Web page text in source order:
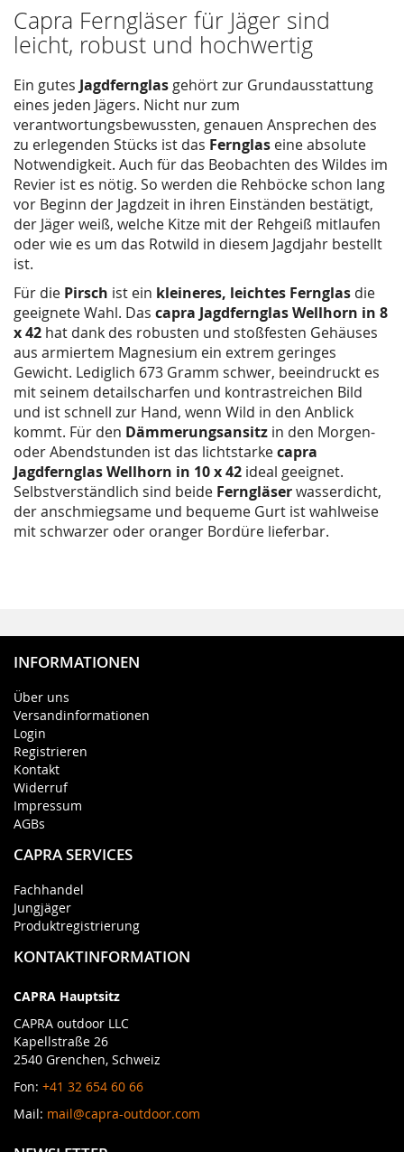
Capra Ferngläser für Jäger sind
leicht, robust und hochwertig
Ein gutes Jagdfernglas gehört zur Grundausstattung
eines jeden Jägers. Nicht nur zum
verantwortungsbewussten, genauen Ansprechen des
zu erlegenden Stücks ist das Fernglas eine absolute
Notwendigkeit. Auch für das Beobachten des Wildes im
Revier ist es nötig. So werden die Rehböcke schon lang
vor Beginn der Jagdzeit in ihren Einständen bestätigt,
der Jäger weiß, welche Kitze mit der Rehgeiß mitlaufen
oder wie es um das Rotwild in diesem Jagdjahr bestellt
ist.
Für die Pirsch ist ein kleineres, leichtes Fernglas die
geeignete Wahl. Das capra Jagdfernglas Wellhorn in 8
x 42 hat dank des robusten und stoßfesten Gehäuses
aus armiertem Magnesium ein extrem geringes
Gewicht. Lediglich 673 Gramm schwer, beeindruckt es
mit seinem detailscharfen und kontrastreichen Bild
und ist schnell zur Hand, wenn Wild in den Anblick
kommt. Für den Dämmerungsansitz in den Morgen-
oder Abendstunden ist das lichtstarkecapra
Jagdfernglas Wellhorn in 10 x 42 ideal geeignet.
Selbstverständlich sind beide Ferngläserwasserdicht,
der anschmiegsame und bequeme Gurt ist wahlweise
mit schwarzer oder oranger Bordüre lieferbar.
INFORMATIONEN
Über uns
Versandinformationen
Login
Registrieren
Kontakt
Widerruf
Impressum
AGBs
CAPRA SERVICES
Fachhandel
Jungjäger
Produktregistrierung
KONTAKTINFORMATION
CAPRA Hauptsitz
CAPRA outdoor LLC
Kapellstraße 26
2540 Grenchen, Schweiz
Fon: +41 32 654 60 66
Mail: mail@capra-outdoor.com